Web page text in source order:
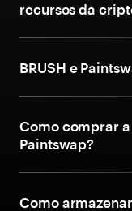
recursos da
BRUSH e
Como comprar
Paintswap?
Como